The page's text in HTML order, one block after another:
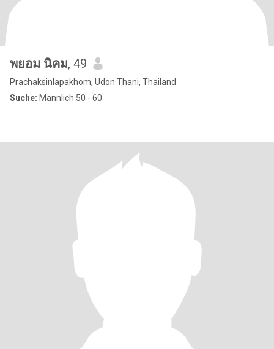
พยอม นิคม, 49
Prachaksinlapakhom, Udon Thani, Thailand
Suche: Männlich 50 - 60